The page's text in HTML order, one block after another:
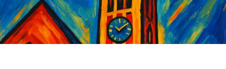
Zum
Inhalt
springen